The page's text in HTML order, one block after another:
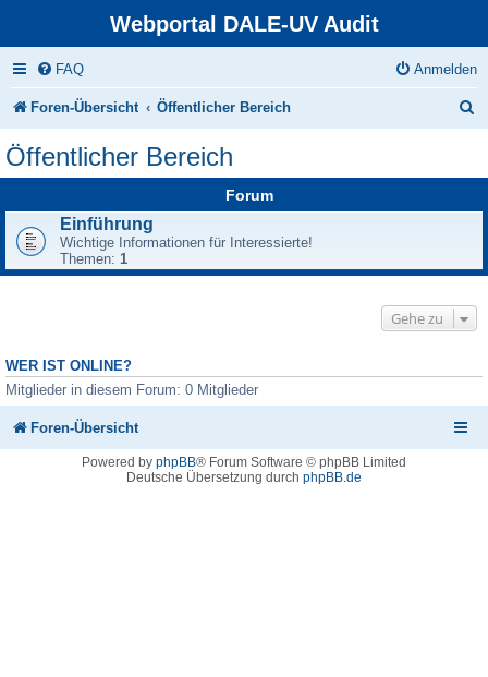
Webportal DALE-UV Audit
FAQ Anmelden
Foren-Übersicht Öffentlicher Bereich
Öffentlicher Bereich
Forum
Einführung
Wichtige Informationen für Interessierte!
Themen: 1
Gehe zu
WER IST ONLINE?
Mitglieder in diesem Forum: 0 Mitglieder
Foren-Übersicht
Powered by phpBB® Forum Software © phpBB Limited
Deutsche Übersetzung durch phpBB.de